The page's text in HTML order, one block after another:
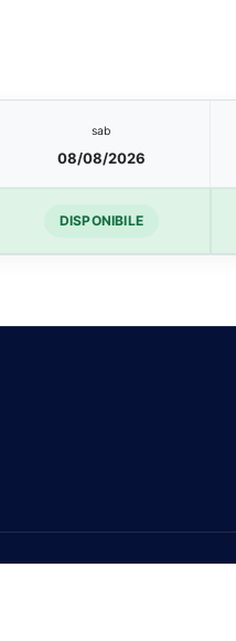
sab
08/08/2026
DISPONIBILE